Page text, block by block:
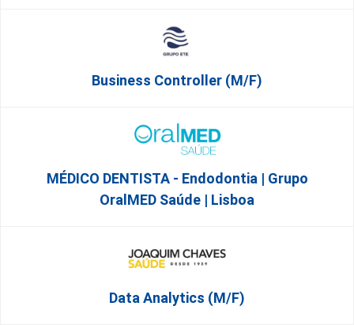
Business Controller (m/f)
MÉDICO DENTISTA - Endodontia | Grupo
OralMED Saúde | Lisboa
Data Analytics (M/F)